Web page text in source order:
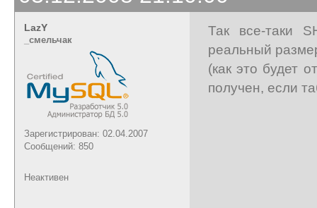
LazY
_cмельчак
Зарегистрирован: 02.04.2007
Сообщений: 850
Так все-таки
реальный
(как это будет
получен, если
Неактивен